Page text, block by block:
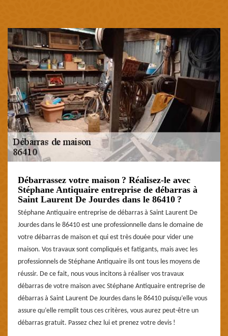
Débarrassez votre maison ? Réalisez-le avec
Stéphane Antiquaire entreprise de débarras à
Saint Laurent De Jourdes dans le 86410 ?
Stéphane Antiquaire entreprise de débarras à Saint Laurent De
Jourdes dans le 86410 est une professionnelle dans le domaine de
votre débarras de maison et qui est très douée pour vider une
maison. Vos travaux sont compliqués et fatigants, mais avec les
professionnels de Stéphane Antiquaire ils ont tous les moyens de
réussir. De ce fait, nous vous incitons à réaliser vos travaux
débarras de votre maison avec Stéphane Antiquaire entreprise de
débarras à Saint Laurent De Jourdes dans le 86410 puisqu’elle vous
assure qu’elle remplit tous ces critères, vous aurez peut-être un
débarras gratuit. Passez chez lui et prenez votre devis !